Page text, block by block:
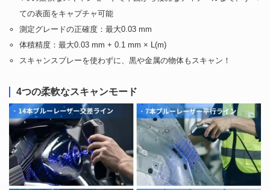
ての表面をキャプチャ可能
測定グレードの正確度：最大0.03 mm
体積精度：最大0.03 mm + 0.1 mm × L(m)
スキャンスプレーを使わずに、黒や金属の物体もスキャン！
4つの柔軟なスキャンモード